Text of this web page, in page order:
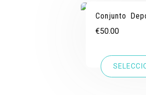
Conjunto
€50.00